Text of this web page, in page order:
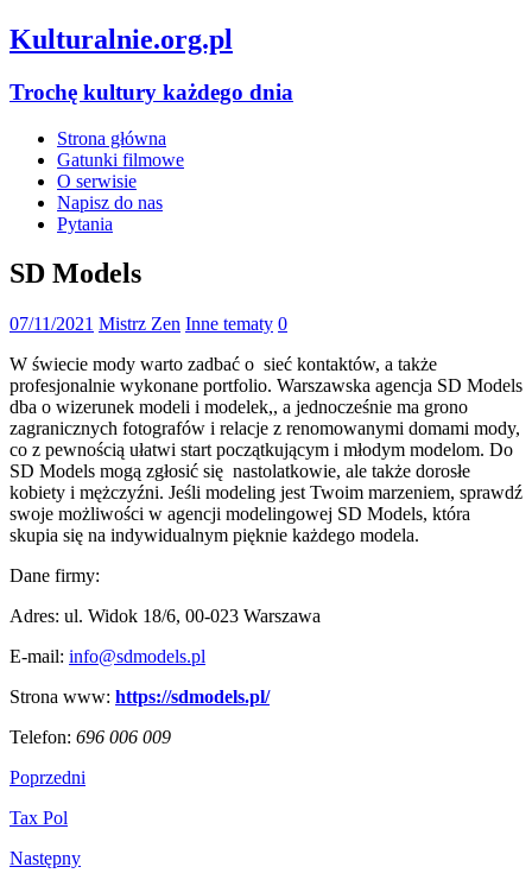
Kulturalnie.org.pl
Trochę kultury każdego dnia
Strona główna
Gatunki filmowe
O serwisie
Napisz do nas
Pytania
SD Models
07/11/2021 Mistrz Zen Inne tematy 0
W świecie mody warto zadbać o sieć kontaktów, a także
profesjonalnie wykonane portfolio. Warszawska agencja SD Models
dba o wizerunek modeli i modelek,, a jednocześnie ma grono
zagranicznych fotografów i relacje z renomowanymi domami mody,
co z pewnością ułatwi start początkującym i młodym modelom. Do
SD Models mogą zgłosić się nastolatkowie, ale także dorosłe
kobiety i mężczyźni. Jeśli modeling jest Twoim marzeniem, sprawdź
swoje możliwości w agencji modelingowej SD Models, która
skupia się na indywidualnym pięknie każdego modela.
Dane firmy:
Adres: ul. Widok 18/6, 00-023 Warszawa
E-mail: info@sdmodels.pl
Strona www: https://sdmodels.pl/
Telefon: 696 006 009
Poprzedni
Tax Pol
Następny